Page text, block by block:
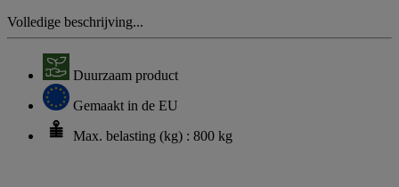
Volledige beschrijving...
Duurzaam product
Gemaakt in de EU
Max. belasting (kg) : 800 kg